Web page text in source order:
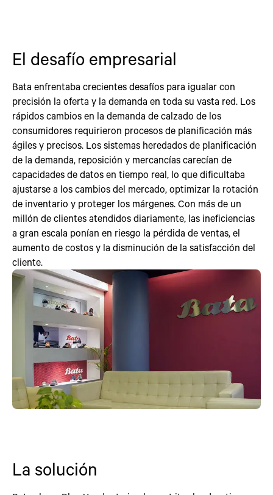
El desafío empresarial
Bata enfrentaba crecientes desafíos para igualar con
precisión la oferta y la demanda en toda su vasta red. Los
rápidos cambios en la demanda de calzado de los
consumidores requirieron procesos de planificación más
ágiles y precisos. Los sistemas heredados de planificación
de la demanda, reposición y mercancías carecían de
capacidades de datos en tiempo real, lo que dificultaba
ajustarse a los cambios del mercado, optimizar la rotación
de inventario y proteger los márgenes. Con más de un
millón de clientes atendidos diariamente, las ineficiencias
a gran escala ponían en riesgo la pérdida de ventas, el
aumento de costos y la disminución de la satisfacción del
cliente.
La solución